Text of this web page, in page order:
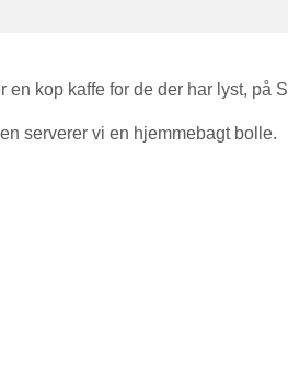
en kop kaffe for de der har lyst, på
serverer vi en hjemmebagt bolle.